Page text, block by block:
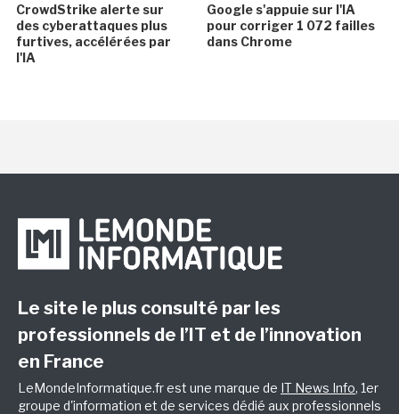
CrowdStrike alerte sur
des cyberattaques plus
furtives, accélérées par
l'IA
Google s'appuie sur l'IA
pour corriger 1 072 failles
dans Chrome
Le site le plus consulté par les
professionnels de l’IT et de l’innovation
en France
LeMondeInformatique.fr est une marque de IT News Info, 1er
groupe d'information et de services dédié aux professionnels